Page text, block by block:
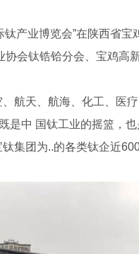
产业博览会”在陕西省
会钛锆铪分会、宝鸡高
航天、航海、化工、医
是中 国钛工业的摇篮，
集团为..的各类钛企近